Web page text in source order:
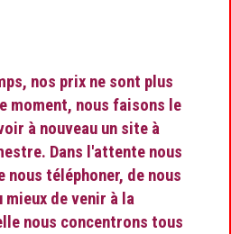
nos prix ne sont plus
moment, nous faisons le
à nouveau un site à
Dans l'attente nous
nous téléphoner, de nous
mieux de venir à la
nous concentrons tous